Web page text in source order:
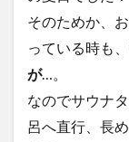
そのためか、
っている時も、
が…。
なのでサウナ
呂へ直行、長